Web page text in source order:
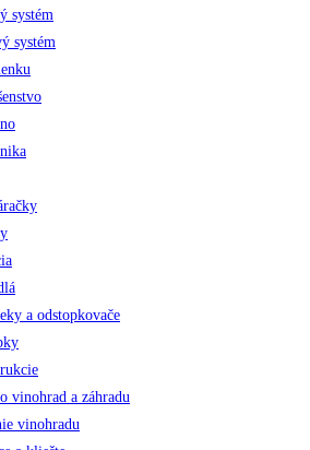
systém
systém
a odstopkovače
vinohrad a záhradu
vinohradu